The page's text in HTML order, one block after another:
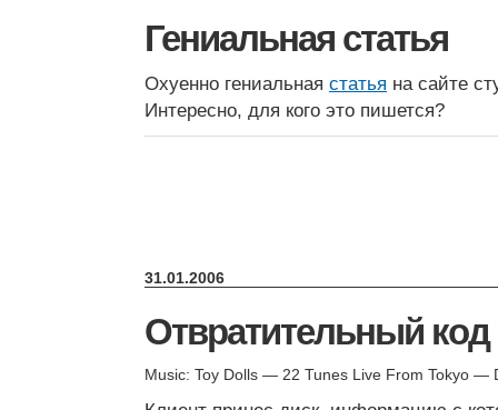
Гениальная статья
Охуенно гениальная статья на сайте
Интересно, для кого это пишется?
31.01.2006
Отвратительный код
Music: Toy Dolls — 22 Tunes Live From Tokyo —